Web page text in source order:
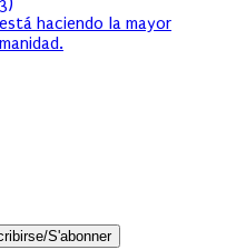
haciendo la mayor